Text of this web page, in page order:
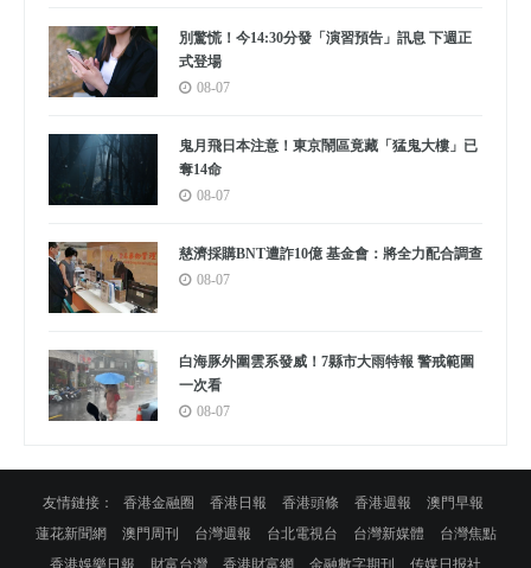
別驚慌！今14:30分發「演習預告」訊息 下週正
式登場
08-07
鬼月飛日本注意！東京鬧區竟藏「猛鬼大樓」已
奪14命
08-07
慈濟採購BNT遭詐10億 基金會：將全力配合調查
08-07
白海豚外圍雲系發威！7縣市大雨特報 警戒範圍
一次看
08-07
友情鏈接： 香港金融圈 香港日報 香港頭條 香港週報
澳門早報
蓮花新聞網
澳門周刊 台灣週報 台北電視台 台灣新媒體
台灣焦點
香港娛樂日報
財富台灣 香港財富網 金融數字期刊 传媒日报社